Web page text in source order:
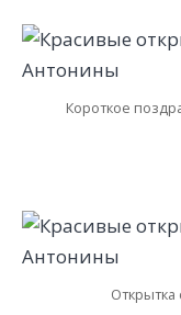
Короткое